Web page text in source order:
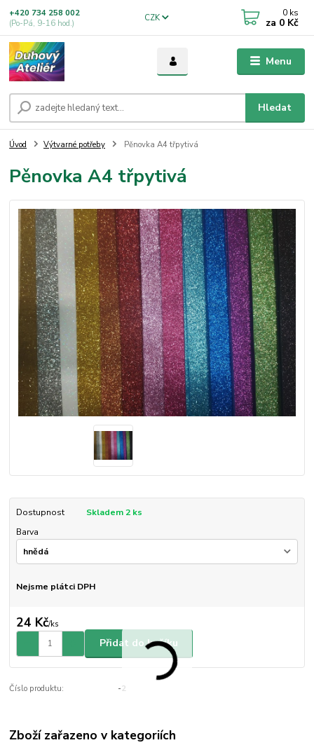
Menu
CZK
Hledat
+420 734 258 002
(Po-Pá, 9-16 hod.)
0 ks
za 0 Kč
Úvod Výtvarné potřeby Pěnovka A4 třpytivá
Pěnovka A4 třpytivá
Dostupnost
Skladem 2 ks
Barva
Nejsme plátci DPH
24 Kč/ks
Přidat do košíku
Číslo produktu: -2
Zboží zařazeno v kategoriích